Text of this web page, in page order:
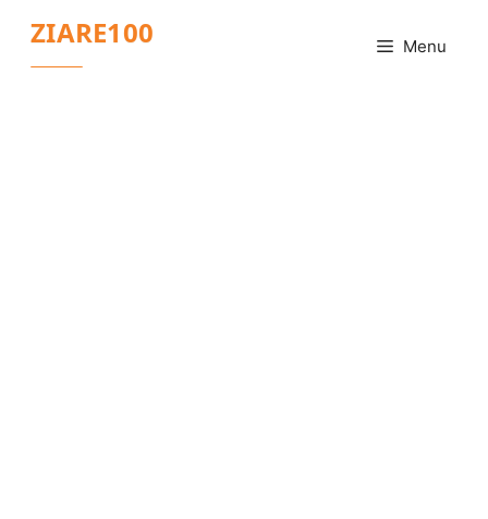
conținut
ZIARE100 Menu